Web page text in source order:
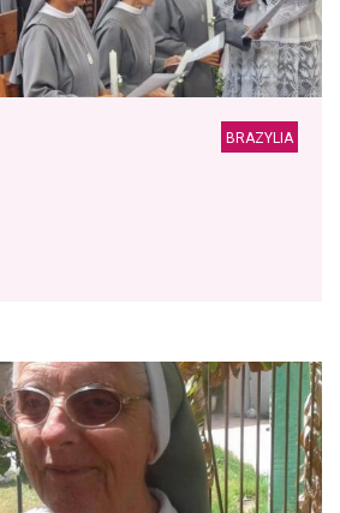
BRAZYLIA